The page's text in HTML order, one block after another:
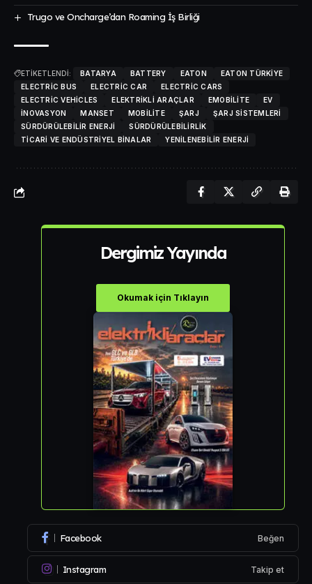
Trugo ve Oncharge’dan Roaming İş Birliği
ETİKETLENDİ: BATARYA BATTERY EATON
EATON TÜRKIYE
ELECTRIC BUS
ELECTRIC CAR
ELECTRIC CARS
ELECTRIC VEHICLES
ELEKTRIKLI ARAÇLAR EMOBILITE
EV
INOVASYON
MANSET MOBILITE ŞARJ
ŞARJ SISTEMLERI
SÜRDÜRÜLEBILIR ENERJI
SÜRDÜRÜLEBILIRLIK
TICARI VE ENDÜSTRIYEL BINALAR
YENILENEBILIR ENERJI
Dergimiz Yayında
Okumak için Tıklayın
Facebook Beğen
Instagram Takip et